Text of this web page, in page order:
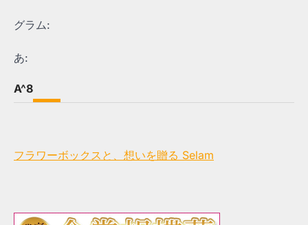
グラム:
あ:
A^8
フラワーボックスと、想いを贈る Selam